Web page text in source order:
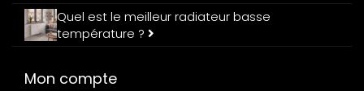
Quel est le meilleur radiateur basse
température ?
Mon compte